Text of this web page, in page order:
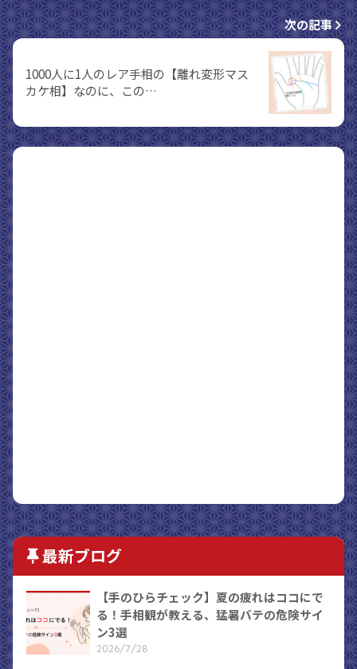
次の記事
1000人に1人のレア手相の【離れ変形マス
カケ相】なのに、この…
最新ブログ
【手のひらチェック】夏の疲れはココにで
る！手相観が教える、猛暑バテの危険サイ
ン3選
2026/7/28